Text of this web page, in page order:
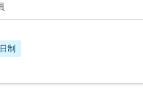
制